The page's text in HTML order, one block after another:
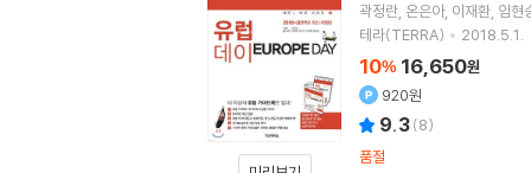
곽정란 온은아 이재환 임현
테라(TERRA)
2018.5.1.
10% 16,650원
920원
9.3(8)
품절